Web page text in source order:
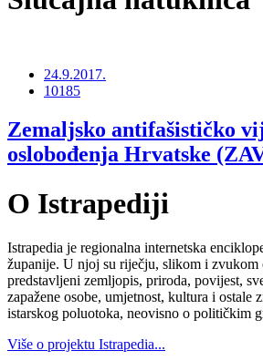
24.9.2017.
10185
Zemaljsko antifašističko
oslobođenja Hrvatske
O Istrapediji
Istrapedia je regionalna internetska
županije. U njoj su riječju, slikom i zvukom
predstavljeni zemljopis, priroda, povijest,
zapažene osobe, umjetnost, kultura i ostale
istarskog poluotoka, neovisno o političkim
Više o projektu Istrapedia...